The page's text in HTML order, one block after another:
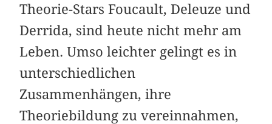
Theorie-Stars Foucault, Deleuze und
Derrida, sind heute nicht mehr am
Leben. Umso leichter gelingt es in
unterschiedlichen
Zusammenhängen, ihre
Theoriebildung zu vereinnahmen,